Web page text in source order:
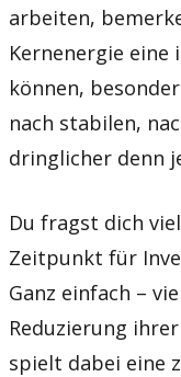
arbeiten,
Kernenergie
können,
nach stabilen,
dringlicher denn
Du fragst dich
Zeitpunkt für
Ganz einfach –
Reduzierung
spielt dabei eine